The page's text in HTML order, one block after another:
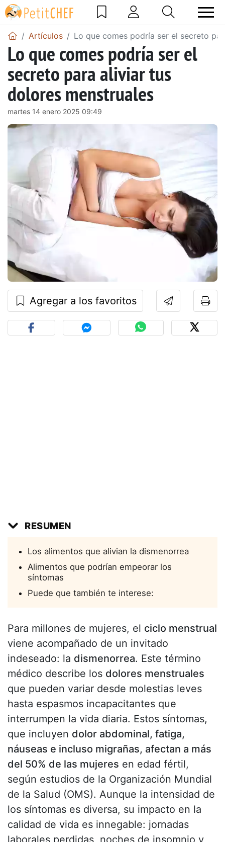
Artículos Lo que comes podría ser el secreto
Lo que comes podría ser el
secreto para aliviar tus
dolores menstruales
martes 14 enero 2025 09:49
Agregar a los favoritos
RESUMEN
Los alimentos que alivian la dismenorrea
Alimentos que podrían empeorar los
síntomas
Puede que también te interese:
Para millones de mujeres, el ciclo menstrual
viene acompañado de un invitado
indeseado: la dismenorrea. Este término
médico describe los dolores menstruales
que pueden variar desde molestias leves
hasta espasmos incapacitantes que
interrumpen la vida diaria. Estos síntomas,
que incluyen dolor abdominal, fatiga,
náuseas e incluso migrañas, afectan a más
del 50% de las mujeres en edad fértil,
según estudios de la Organización Mundial
de la Salud (OMS). Aunque la intensidad de
los síntomas es diversa, su impacto en la
calidad de vida es innegable: jornadas
laborales perdidas, noches de insomnio y